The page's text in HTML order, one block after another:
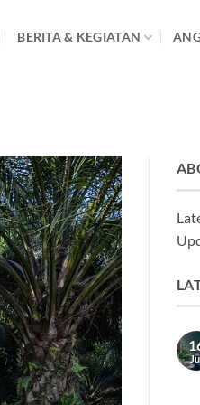
BERITA & KEGIATAN